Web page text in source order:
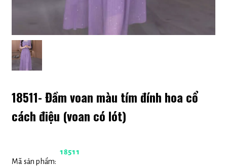
18511- Đầm voan màu tím đính hoa cổ
cách điệu (voan có lót)
Mã sản phẩm:
18511